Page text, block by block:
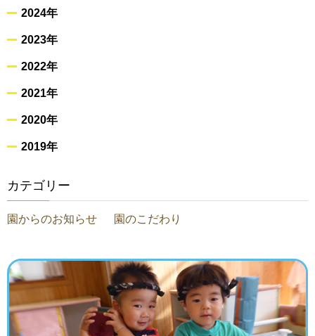
2024年
2023年
2022年
2021年
2020年
2019年
カテゴリー
園からのお知らせ 園のこだわり